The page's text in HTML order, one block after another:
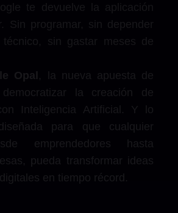
para que cualquier
emprendedores hasta
pueda transformar ideas
en tiempo récord.